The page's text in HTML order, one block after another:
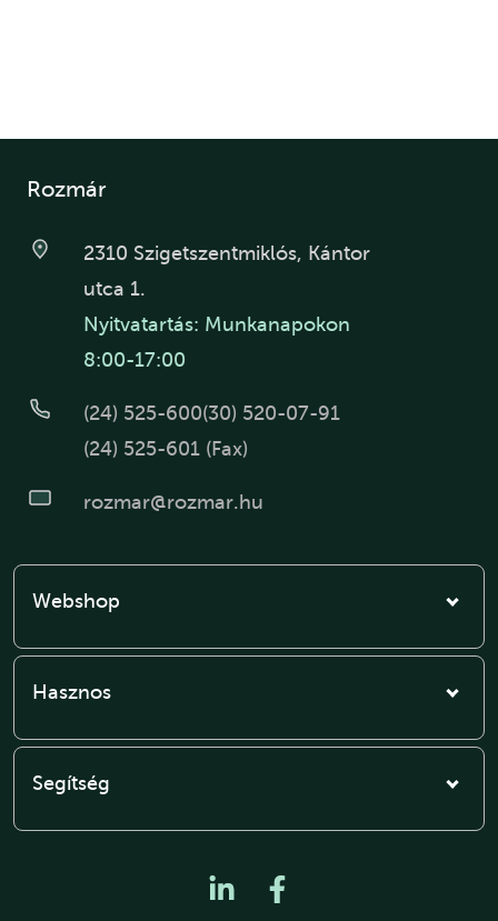
Rozmár
2310 Szigetszentmiklós, Kántor
utca 1.
Nyitvatartás: Munkanapokon
8:00-17:00
(24) 525-600(30) 520-07-91
(24) 525-601 (Fax)
rozmar@rozmar.hu
Webshop
Hasznos
Segítség